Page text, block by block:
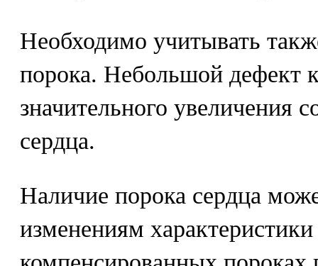
Необходимо учитывать
порока. Небольшой дефект
значительного увеличения
сердца.
Наличие порока сердца
изменениям